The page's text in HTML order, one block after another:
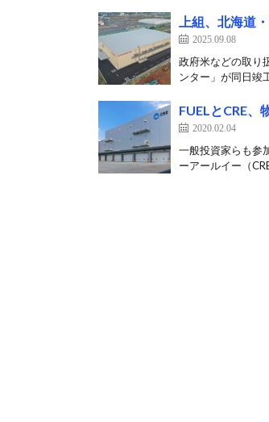
上組、北海道
2025.09.08
政府米などの取り
ンター」が同日竣
FUELとCRE、
2020.02.04
一般投資家らも参
ーアールイー（